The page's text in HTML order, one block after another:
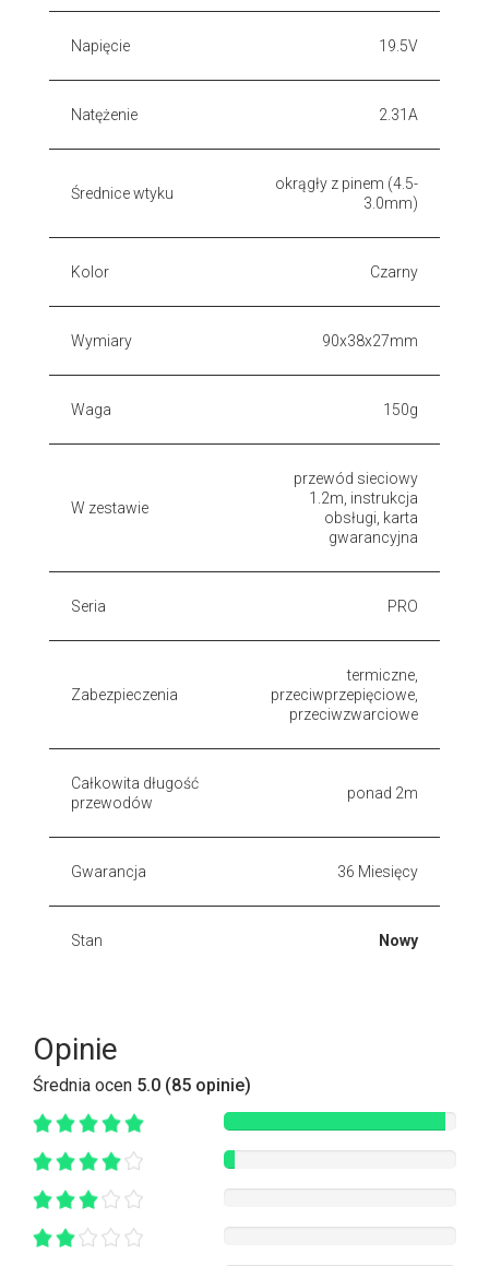
Napięcie 19.5V
Natężenie 2.31A
Średnice wtyku
okrągły z pinem (4.5-
3.0mm)
Kolor Czarny
Wymiary 90x38x27mm
Waga 150g
W zestawie
przewód sieciowy
1.2m, instrukcja
obsługi, karta
gwarancyjna
Seria PRO
Zabezpieczenia
termiczne,
przeciwprzepięciowe,
przeciwzwarciowe
Całkowita długość
przewodów
ponad 2m
Gwarancja 36 Miesięcy
Stan Nowy
Opinie
Średnia ocen 5.0 (85 opinie)